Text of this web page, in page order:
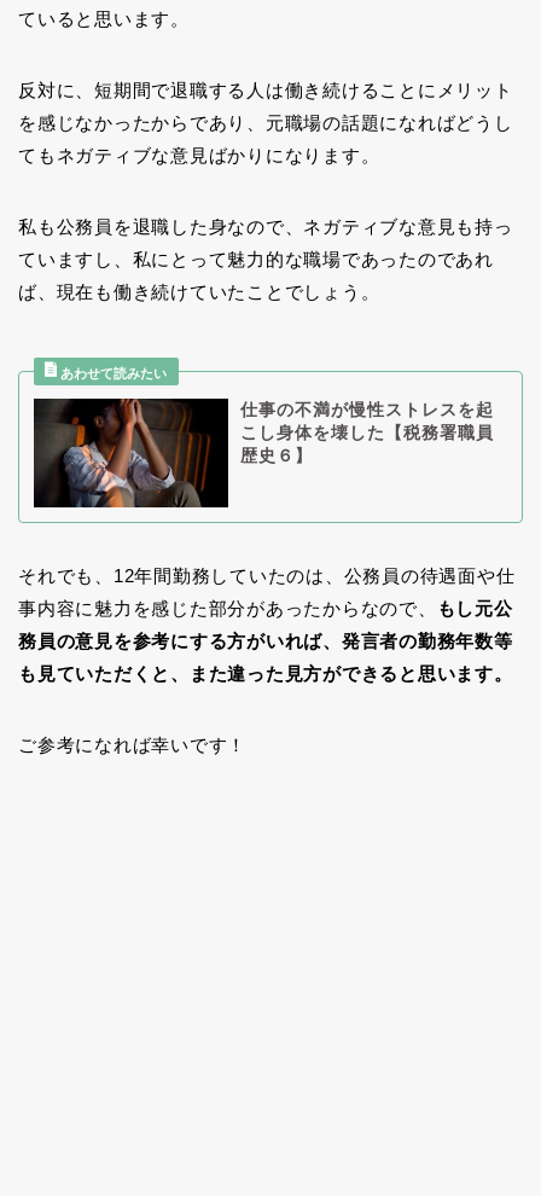
ていると思います。
反対に、短期間で退職する人は働き続けることにメリット
を感じなかったからであり、元職場の話題になればどうし
てもネガティブな意見ばかりになります。
私も公務員を退職した身なので、ネガティブな意見も持っ
ていますし、私にとって魅力的な職場であったのであれ
ば、現在も働き続けていたことでしょう。
仕事の不満が慢性ストレスを起
こし身体を壊した【税務署職員
歴史６】
それでも、12年間勤務していたのは、公務員の待遇面や仕
事内容に魅力を感じた部分があったからなので、
もし元公
務員の意見を参考にする方がいれば、発言者の勤務年数等
も見ていただくと、また違った見方ができると思います。
ご参考になれば幸いです！